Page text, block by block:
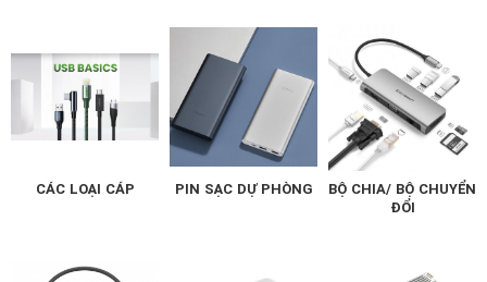
CÁC LOẠI CÁP PIN SẠC DỰ PHÒNG
BỘ CHIA/ BỘ CHUYỂN
ĐỔI